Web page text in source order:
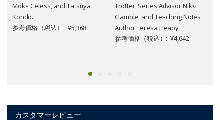
Moka Celess, and Tatsuya
Kondo.
参考価格（税込）: ¥5,368
Trotter, Series Advisor Nikki
Gamble, and Teaching Notes
Author Teresa Heapy
参考価格（税込）: ¥4,642
カスタマーレビュー